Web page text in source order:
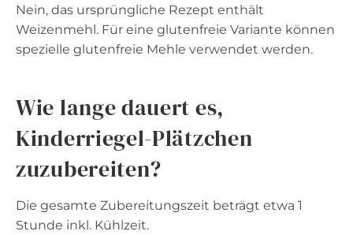
Nein, das ursprüngliche Rezept enthält
Weizenmehl. Für eine glutenfreie Variante können
spezielle glutenfreie Mehle verwendet werden.
Wie lange dauert es,
Kinderriegel-Plätzchen
zuzubereiten?
Die gesamte Zubereitungszeit beträgt etwa 1
Stunde inkl. Kühlzeit.